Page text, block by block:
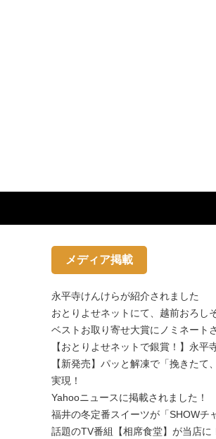
メディア掲載
永平寺けんけらが紹介されました
おとりよせネットにて、越前おろし
ベストお取り寄せ大賞にノミネート
【おとりよせネットで銀賞！】永平
【新発売】パッと解凍で「挽きた
実現！
Yahooニュースに掲載されました！
福井の冬定番スイーツが「SHOWチ
話題のTV番組【相席食堂】が当店に